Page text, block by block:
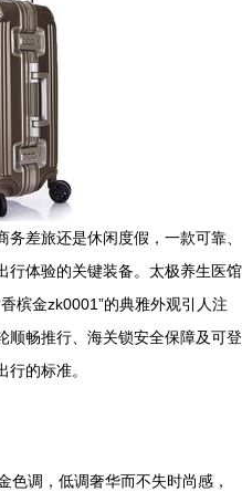
差旅还是休闲度假，一款可靠、
行体验的关键装备。太极养生医馆
槟金zk0001”的典雅外观引人注
顺畅推行、海关锁安全保障及可登
的标准。
色调，低调奢华而不失时尚感，